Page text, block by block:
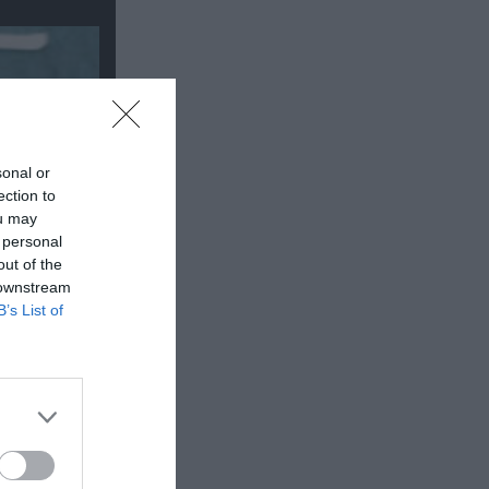
or
to
may
of the
List of